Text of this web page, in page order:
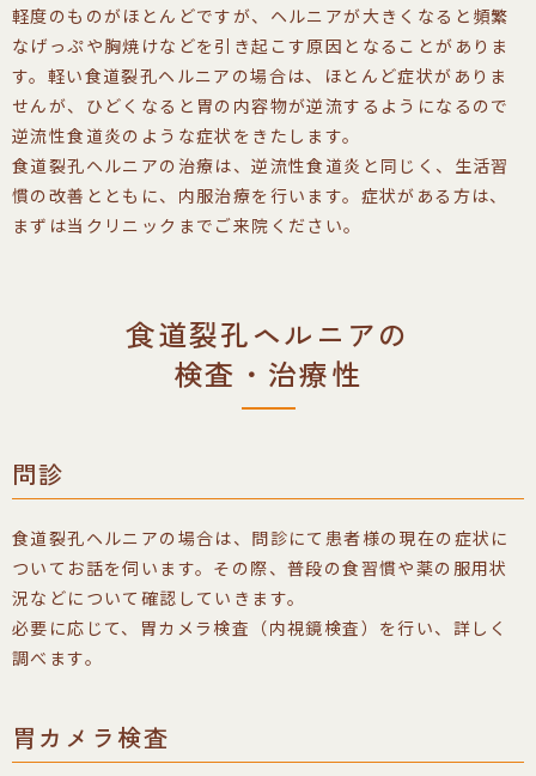
軽度のものがほとんどですが、ヘルニアが大きくなると頻繁
なげっぷや胸焼けなどを引き起こす原因となることがありま
す。軽い食道裂孔ヘルニアの場合は、ほとんど症状がありま
せんが、ひどくなると胃の内容物が逆流するようになるので
逆流性食道炎のような症状をきたします。
食道裂孔ヘルニアの治療は、逆流性食道炎と同じく、生活習
慣の改善とともに、内服治療を行います。症状がある方は、
まずは当クリニックまでご来院ください。
食道裂孔ヘルニアの
検査・治療性
問診
食道裂孔ヘルニアの場合は、問診にて患者様の現在の症状に
ついてお話を伺います。その際、普段の食習慣や薬の服用状
況などについて確認していきます。
必要に応じて、胃カメラ検査（内視鏡検査）を行い、詳しく
調べます。
胃カメラ検査